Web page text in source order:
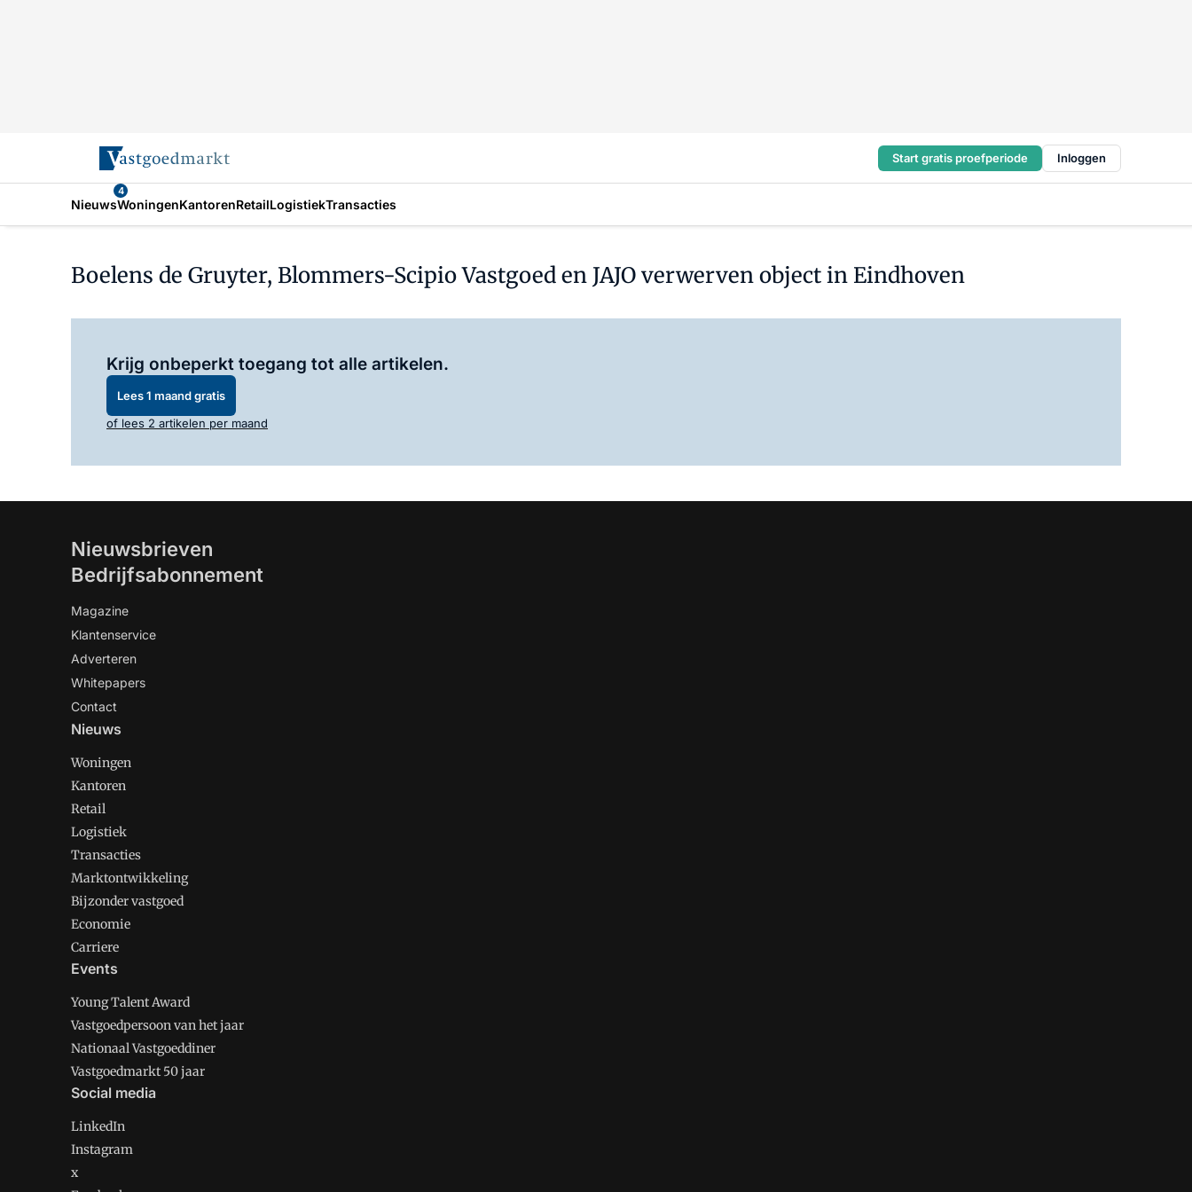
Start gratis proefperiode Inloggen
Nieuws
4
WoningenKantorenRetailLogistiekTransacties
Boelens de Gruyter, Blommers-Scipio Vastgoed en JAJO verwerven object in Eindhoven
Krijg onbeperkt toegang tot alle artikelen.
Lees 1 maand gratis
of lees 2 artikelen per maand
Nieuwsbrieven
Bedrijfsabonnement
Magazine
Klantenservice
Adverteren
Whitepapers
Contact
Nieuws
Woningen
Kantoren
Retail
Logistiek
Transacties
Marktontwikkeling
Bijzonder vastgoed
Economie
Carriere
Events
Young Talent Award
Vastgoedpersoon van het jaar
Nationaal Vastgoeddiner
Vastgoedmarkt 50 jaar
Social media
LinkedIn
Instagram
x